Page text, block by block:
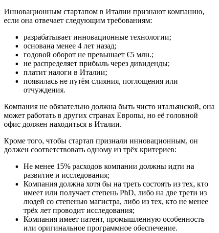
Инновационным стартапом в Италии признают компанию,
если она отвечает следующим требованиям:
разрабатывает инновационные технологии;
основана менее 4 лет назад;
годовой оборот не превышает €5 млн.;
не распределяет прибыль через дивиденды;
платит налоги в Италии;
появилась не путём слияния, поглощения или
отчуждения.
Компания не обязательно должна быть чисто итальянской, она
может работать в других странах Европы, но её головной
офис должен находиться в Италии.
Кроме того, чтобы стартап признали инновационным, он
должен соответствовать одному из трёх критериев:
Не менее 15% расходов компании должны идти на
развитие и исследования;
Компания должна хотя бы на треть состоять из тех, кто
имеет или получает степень PhD, либо на две трети из
людей со степенью магистра, либо из тех, кто не менее
трёх лет проводит исследования;
Компания имеет патент, промышленную особенность
или оригинальное программное обеспечение.